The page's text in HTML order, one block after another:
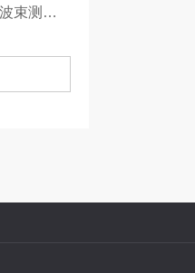
MS400P(小精灵)多波束测深仪-